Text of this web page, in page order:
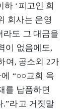
‘피고인 회
회사는 운영
라도 그 대금을
이 없음에도,
여, 공소외 2가
“○○교회 옥
를 납품하면
.”라고 거짓말